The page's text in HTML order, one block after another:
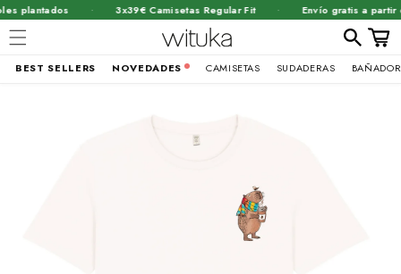
plantados 3x39€ Camisetas Regular Fit Envío gratis a partir
BEST SELLERS NOVEDADES CAMISETAS SUDADERAS